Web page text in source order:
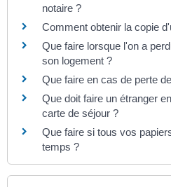
notaire ?
Comment obtenir la copie
Que faire lorsque l'on a
son logement ?
Que faire en cas de perte
Que doit faire un étranger
carte de séjour ?
Que faire si tous vos
temps ?